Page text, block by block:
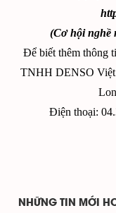
(Cơ hội nghề
Để biết thêm thông
TNHH DENSO Việt
Điện thoại:
NHỮNG TIN MỚI